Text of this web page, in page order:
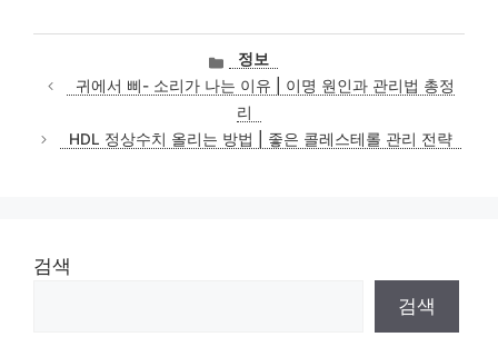
카
테
고
리
정보
귀에서 삐- 소리가 나는 이유 | 이명 원인과 관리법 총정
리
HDL 정상수치 올리는 방법 | 좋은 콜레스테롤 관리 전략
검색
검색